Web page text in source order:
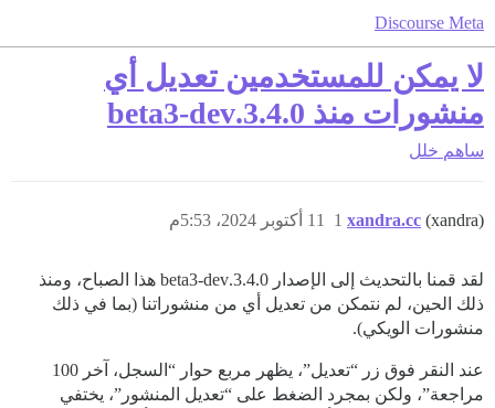
Discourse Meta
لا يمكن للمستخدمين تعديل أي
منشورات منذ 3.4.0.beta3-dev
ساهم خلل
xandra.cc (xandra) 11 أكتوبر 2024، 5:53م 1
لقد قمنا بالتحديث إلى الإصدار 3.4.0.beta3-dev هذا الصباح، ومنذ
ذلك الحين، لم نتمكن من تعديل أي من منشوراتنا (بما في ذلك
منشورات الويكي).
عند النقر فوق زر “تعديل”، يظهر مربع حوار “السجل، آخر 100
مراجعة”، ولكن بمجرد الضغط على “تعديل المنشور”، يختفي